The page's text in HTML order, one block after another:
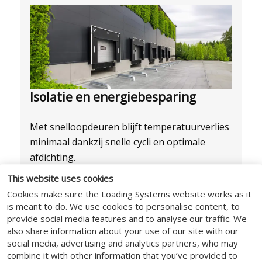
This website uses cookies
Cookies make sure the Loading Systems website works as it
is meant to do. We use cookies to personalise content, to
provide social media features and to analyse our traffic. We
also share information about your use of our site with our
social media, advertising and analytics partners, who may
combine it with other information that you’ve provided to
Isolatie en energiebesparing
Met snelloopdeuren blijft temperatuurverlies
minimaal dankzij snelle cycli en optimale
afdichting.
Freez-uitvoeringen voor koel- en
vriesruimtes
Hygiënische food-uitvoeringen met
RVS
Cleanroomdeuren met lage